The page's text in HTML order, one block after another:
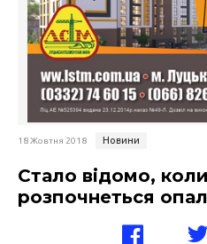
18 Жовтня 2018 Новини
Стало відомо,
розпочнеться